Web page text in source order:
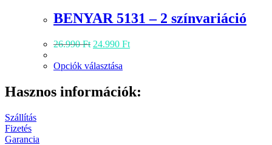
A
változatok
termékoldalon
ki
BENYAR 5131 – 2 színvariáció
26.990Ft Original
was:
24.990 FtCurrent
Opciók választása
terméknek
több
Hasznos információk:
Szállítás
Fizetés
Garancia